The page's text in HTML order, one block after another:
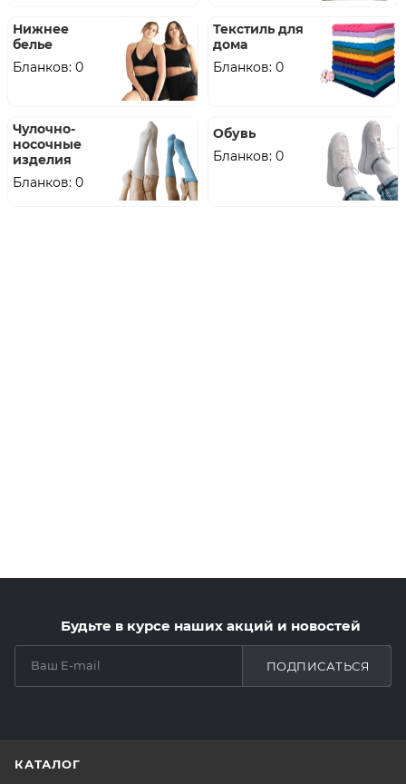
Нижнее
белье
Бланков: 0
Текстиль для
дома
Бланков: 0
Чулочно-
носочные
изделия
Бланков: 0
Обувь
Бланков: 0
Будьте в курсе наших акций и новостей
ПОДПИСАТЬСЯ
КАТАЛОГ